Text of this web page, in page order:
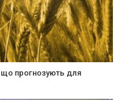
що прогнозують для